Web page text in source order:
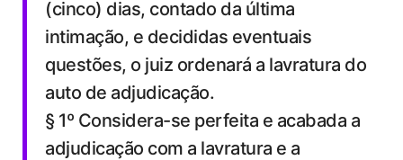
(cinco) dias, contado da última
intimação, e decididas eventuais
questões, o juiz ordenará a lavratura do
auto de adjudicação.
§ 1º Considera-se perfeita e acabada a
adjudicação com a lavratura e a